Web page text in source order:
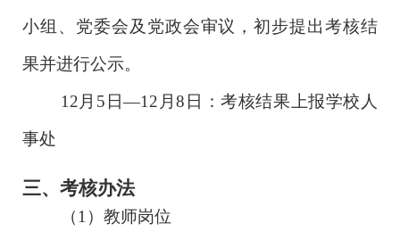
小组 、 党委会及党政会审议 ，初步提出考核结
果并进行公示。
1 2 月 5 日—1 2 月8 日：考核结果上报学校人
事处
三、考核办法
（1）教师岗位